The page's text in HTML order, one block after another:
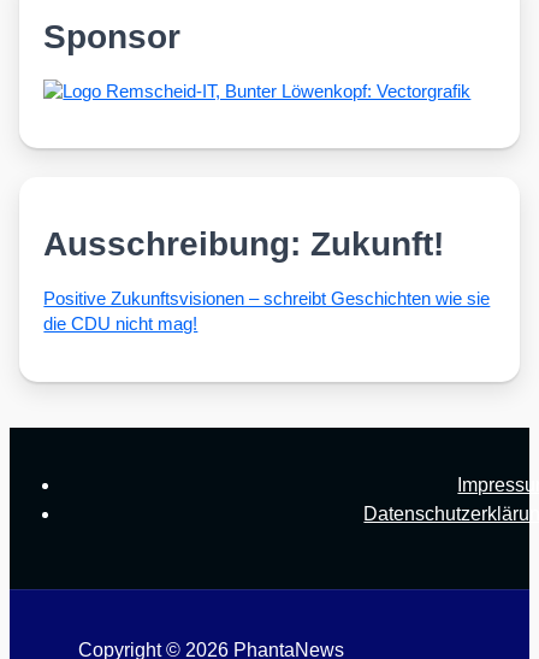
Sponsor
Ausschreibung: Zukunft!
Posi­ti­ve Zukunfts­vi­sio­nen – schreibt Geschich­ten wie sie
die CDU nicht mag!
Copyright © 2026 PhantaNews